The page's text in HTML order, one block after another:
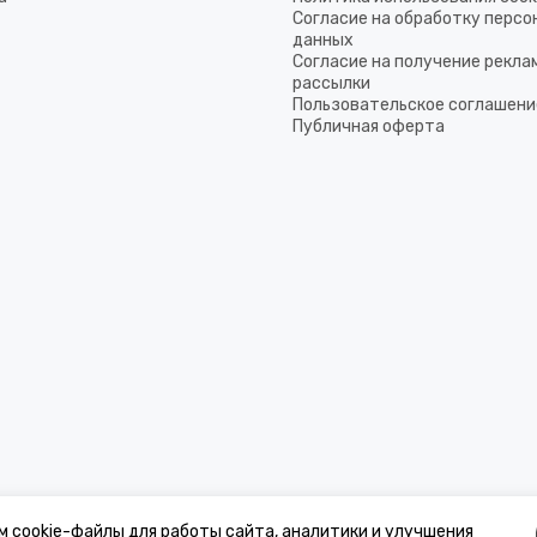
Согласие на обработку
данных
Согласие на получение
рассылки
Пользовательское
Публичная оферта
cookie-файлы для работы сайта, аналитики и улучшения